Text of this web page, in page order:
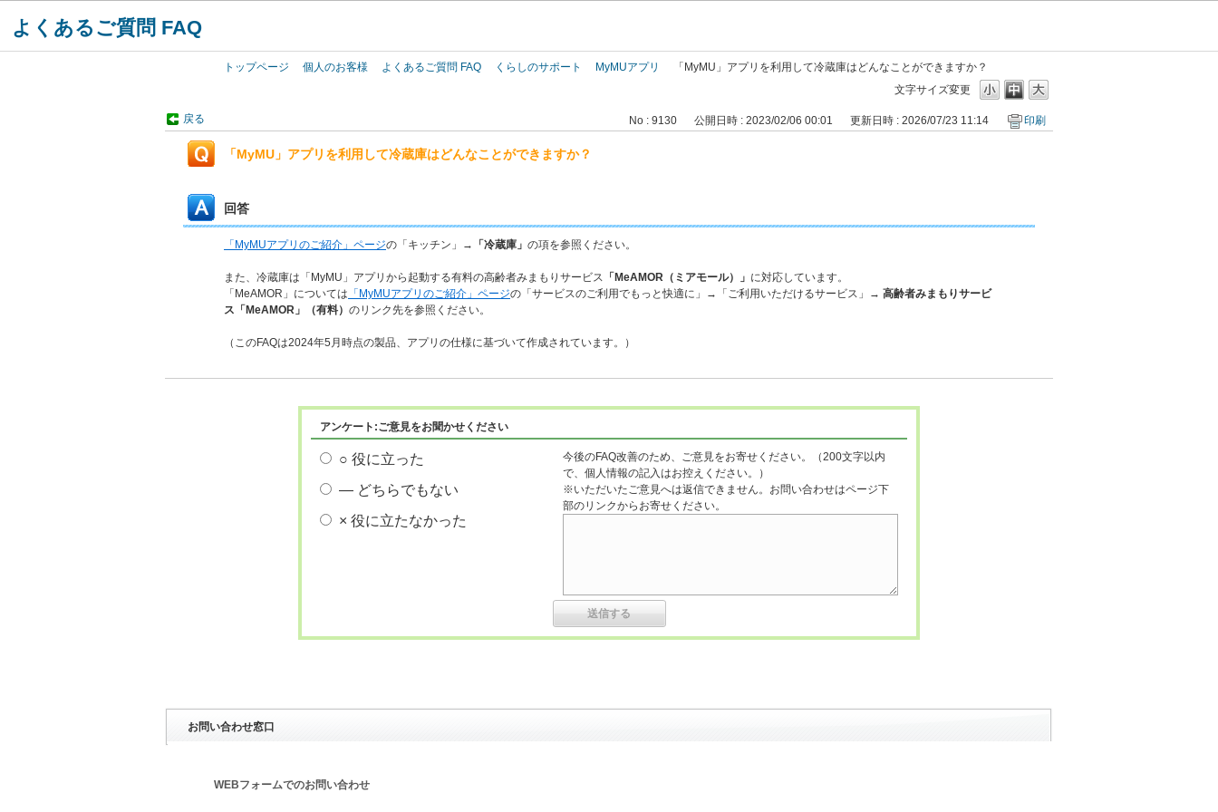
よくあるご質問 FAQ
トップページ 個人のお客様 よくあるご質問 FAQ くらしのサポート MyMUアプリ
「MyMU」アプリを利用して冷蔵庫はどんなことができますか？
文字サイズ変更
戻る No : 9130 公開日時 : 2023/02/06 00:01 更新日時 : 2026/07/23 11:14 印刷
「MyMU」アプリを利用して冷蔵庫はどんなことができますか？
回答
「MyMUアプリのご紹介」ページの「キッチン」→ 「冷蔵庫」 の項を参照ください。
また、冷蔵庫は「MyMU」アプリから起動する有料の高齢者みまもりサービス 「MeAMOR（ミアモール）」 に対応しています。
「MeAMOR」については 「MyMUアプリのご紹介」ページの「サービスのご利用でもっと快適に」→「ご利用いただけるサービス」→ 高齢者みまもりサービ
ス「MeAMOR」（有料） のリンク先を参照ください。
（このFAQは2024年5月時点の製品、アプリの仕様に基づいて作成されています。）
アンケート:ご意見をお聞かせください
○ 役に立った
― どちらでもない
× 役に立たなかった
今後のFAQ改善のため、ご意見をお寄せください。（200文字以内
で、個人情報の記入はお控えください。）
※いただいたご意見へは返信できません。お問い合わせはページ下
部のリンクからお寄せください。
お問い合わせ窓口
WEBフォームでのお問い合わせ